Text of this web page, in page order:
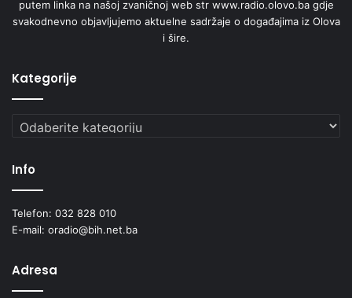
Prema instrukcijama stručnjaka Instituta za zdravlje, od
hrane, izbjegavanjem kontakta s bolesnim osobama i
vakcinisanjem.
efikasno boriti protiv bakterijskih infekcija. Njihova
putem linka na našoj zvaničnoj web str www.radio.olovo.ba gdje
svakodnevno objavljujemo aktuelne sadržaje o događajima iz Olova
i šire.
Kategorije
Kategorije
Info
Telefon: 032 828 010
E-mail: oradio@bih.net.ba
Adresa